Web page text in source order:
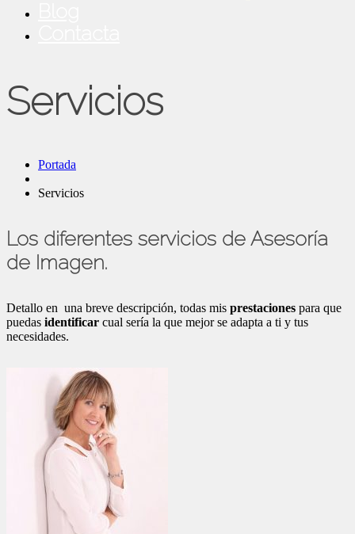
Servicios
Portada
Servicios
Los diferentes servicios de Asesoría
de Imagen.
Detallo en una breve descripción, todas mis prestaciones para que
puedas identificar cual sería la que mejor se adapta a ti y tus
necesidades.